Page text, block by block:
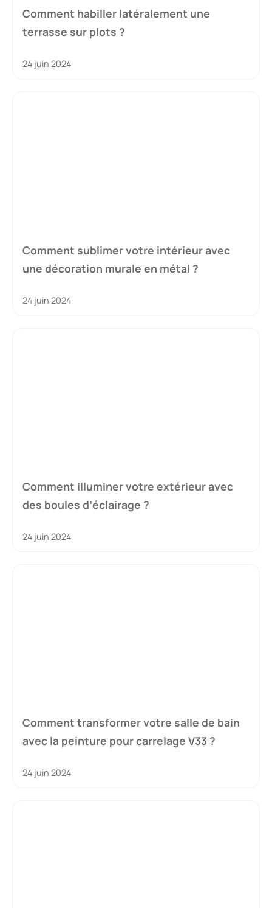
Comment habiller latéralement une
terrasse sur plots ?
24 juin 2024
Comment sublimer votre intérieur avec
une décoration murale en métal ?
24 juin 2024
Comment illuminer votre extérieur avec
des boules d’éclairage ?
24 juin 2024
Comment transformer votre salle de bain
avec la peinture pour carrelage V33 ?
24 juin 2024